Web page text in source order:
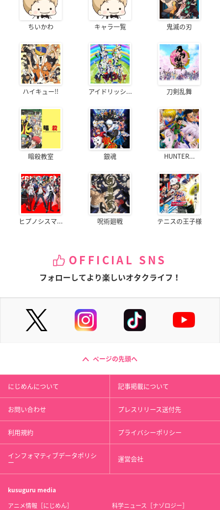
ちいかわ キャラ一覧 鬼滅の刃
ハイキュー!! アイドリッシ... 刀剣乱舞
暗殺教室 銀魂 HUNTER...
ヒプノシスマ... 呪術廻戦 テニスの王子様
OFFICIAL SNS
フォローしてより楽しいオタクライフ！
ページの先頭へ
にじめんについて 記事掲載について
お問い合わせ プレスリリース送付先
利用規約 プライバシーポリシー
インフォマティブデータポリシ
ー 運営会社
kusuguru media
アニメ情報［にじめん］ 科学ニュース［ナゾロジー］